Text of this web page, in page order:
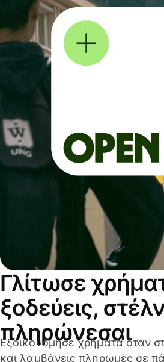
Γλίτωσε
ξοδεύεις,
πληρώνεσαι
Εξοικονόμησε χρήματα όταν
και λαμβάνεις πληρωμές σε